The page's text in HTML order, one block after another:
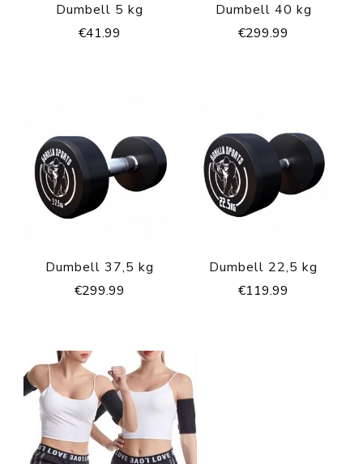
Dumbell 5 kg
€41.99
Dumbell 40 kg
€299.99
Dumbell 37,5 kg
€299.99
Dumbell 22,5 kg
€119.99